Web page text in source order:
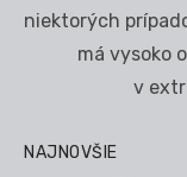
niektorých
má vysoko
v
NAJNOVŠIE